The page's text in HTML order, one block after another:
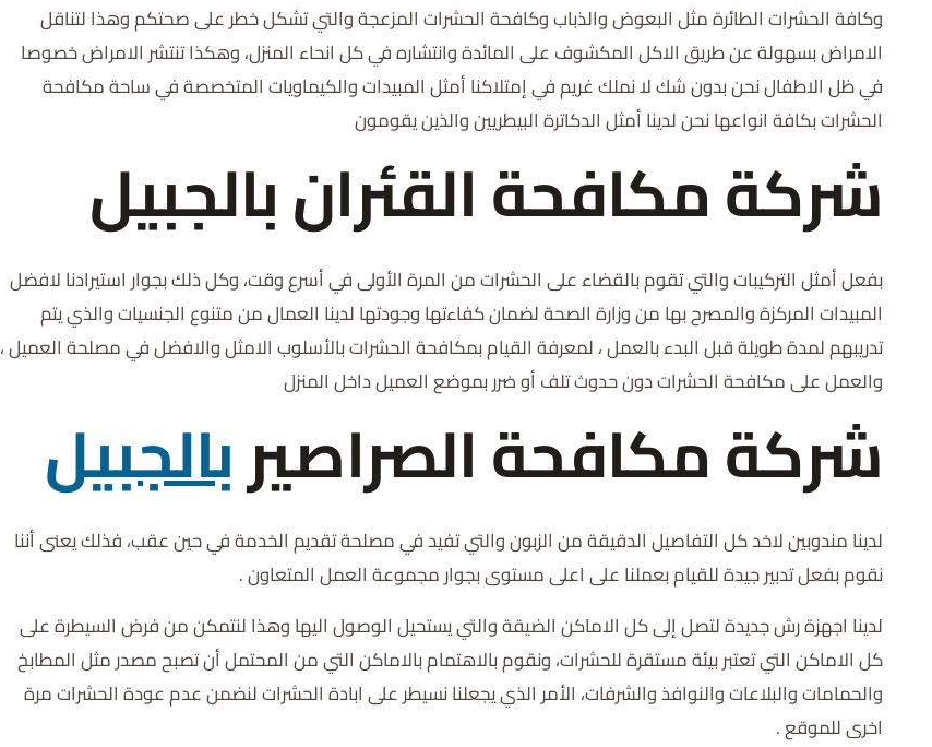
وكافة الحشرات الطائرة مثل البعوض والذباب وكافحة الحشرات المزعجة والتي تشكل خطر على صحتكم وهذا لتناقل
الامراض بسهولة عن طريق الاكل المكشوف على المائدة وانتشاره في كل انحاء المنزل، وهكذا تنتشر الامراض خصوصا
في ظل الاطفال نحن بدون شك لا نملك غريم في إمتلاكنا أمثل المبيدات والكيماويات المتخصصة في ساحة مكافحة
الحشرات بكافة انواعها نحن لدينا أمثل الدكاترة البيطريين والذين يقومون
شركة مكافحة القئران بالجبيل
بفعل أمثل التركيبات والتي تقوم بالقضاء على الحشرات من المرة الأولى في أسرع وقت، وكل ذلك بجوار استيرادنا لافضل
المبيدات المركزة والمصرح بها من وزارة الصحة لضمان كفاءتها وجودتها لدينا العمال من متنوع الجنسيات والذي يتم
تدريبهم لمدة طويلة قبل البدء بالعمل ، لمعرفة القيام بمكافحة الحشرات بالأسلوب الامثل والافضل في مصلحة العميل ،
والعمل على مكافحة الحشرات دون حدوث تلف أو ضرر بموضع العميل داخل المنزل
شركة مكافحة الصراصيربالجبيل
لدينا مندوبين لاخد كل التفاصيل الدقيقة من الزبون والتي تفيد في مصلحة تقديم الخدمة في حين عقب، فذلك يعنى أننا
نقوم بفعل تدبير جيدة للقيام بعملنا على اعلى مستوى بجوار مجموعة العمل المتعاون .
لدينا اجهزة رش جديدة لتصل إلى كل الاماكن الضيقة والتي يستحيل الوصول اليها وهذا لنتمكن من فرض السيطرة على
كل الاماكن التي تعتبر بيئة مستقرة للحشرات، ونقوم بالاهتمام بالاماكن التي من المحتمل أن تصبح مصدر مثل المطابخ
والحمامات والبلاعات والنوافذ والشرفات، الأمر الذي يجعلنا نسيطر على ابادة الحشرات لنضمن عدم عودة الحشرات مرة
اخرى للموقع .